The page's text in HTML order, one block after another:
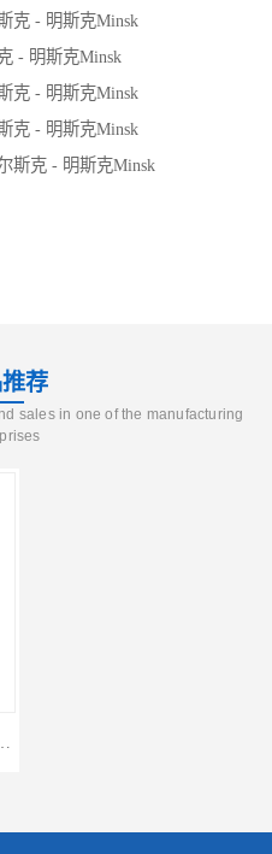
克 - 明斯克Minsk
- 明斯克Minsk
克 - 明斯克Minsk
克 - 明斯克Minsk
斯克 - 明斯克Minsk
荐
sales in one of the manufacturing